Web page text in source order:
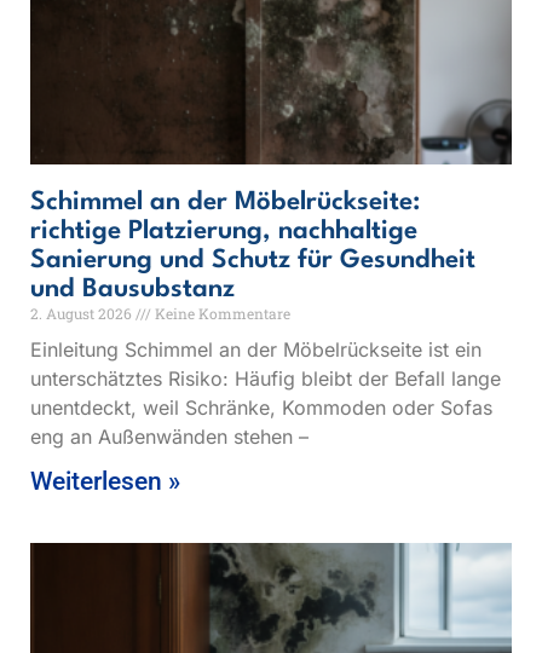
Schimmel an der Möbelrückseite:
richtige Platzierung, nachhaltige
Sanierung und Schutz für Gesundheit
und Bausubstanz
2. August 2026 Keine Kommentare
Einleitung Schimmel an der Möbelrückseite ist ein
unterschätztes Risiko: Häufig bleibt der Befall lange
unentdeckt, weil Schränke, Kommoden oder Sofas
eng an Außenwänden stehen –
Weiterlesen »